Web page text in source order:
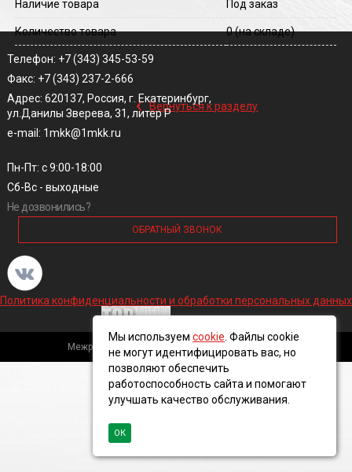
Наличие товара Под заказ
Количество товара 0(на складе)
‹ Вернуться к разделу
Телефон: +7 (343) 345-53-59
Факс: +7 (343) 237-2-666
Адрес: 620137, Россия, г. Екатеринбург,
ул.Данилы Зверева, 31, литер Р
e-mail: 1mkk@1mkk.ru
Пн-Пт: с 9:00-18:00
Сб-Вс - выходные
Не дозвонились?
ОБРАТНЫЙ ЗВОНОК
Политика конфиденциальности и обработки персональных данных
Межрегиональная кабельная компания, 2016 ©
Мы используем cookie . Файлы cookie
не могут идентифицировать вас, но
позволяют обеспечить
работоспособность сайта и помогают
улучшать качество обслуживания.
ОК